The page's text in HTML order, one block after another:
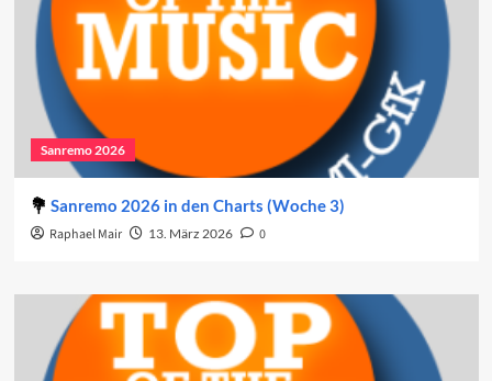
Sanremo 2026
Sanremo 2026 in den Charts (Woche 3)
Raphael Mair 13. März 2026 0